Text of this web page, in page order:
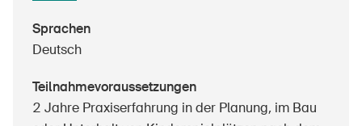
Rechtsfragen & Gerichtsentscheide
Kontakt & Beratung
Sprachen
Deutsch
Teilnahmevoraussetzungen
2 Jahre Praxiserfahrung in der Planung, im Bau